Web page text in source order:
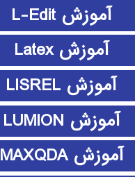
آموزش L-Edit
آموزش Latex
آموزش LISREL
آموزش LUMION
آموزش MAXQDA